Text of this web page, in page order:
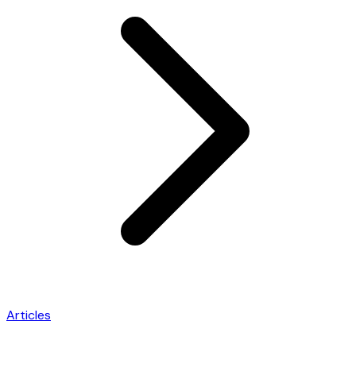
Articles